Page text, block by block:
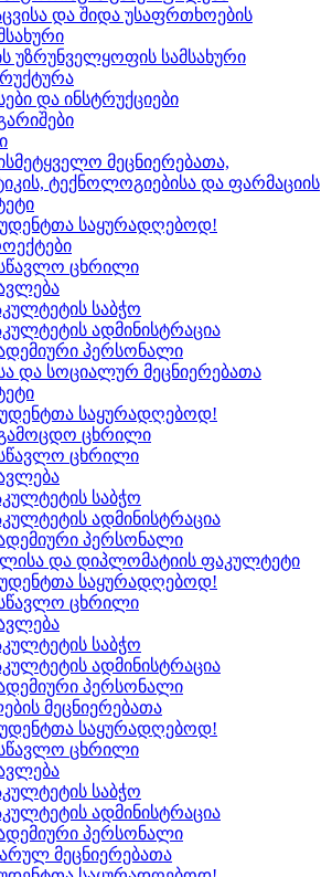
და შიდა უსაფრთხოების
უზრუნველყოფის სამსახური
და ინსტრუქციები
მეცნიერებათა,
ტექნოლოგიებისა და ფარმაციის
საყურადღებოდ!
ცხრილი
საბჭო
ადმინისტრაცია
პერსონალი
და სოციალურ მეცნიერებათა
საყურადღებოდ!
ცხრილი
ცხრილი
საბჭო
ადმინისტრაცია
პერსონალი
და დიპლომატიის ფაკულტეტი
საყურადღებოდ!
ცხრილი
საბჭო
ადმინისტრაცია
პერსონალი
მეცნიერებათა
საყურადღებოდ!
ცხრილი
საბჭო
ადმინისტრაცია
პერსონალი
მეცნიერებათა